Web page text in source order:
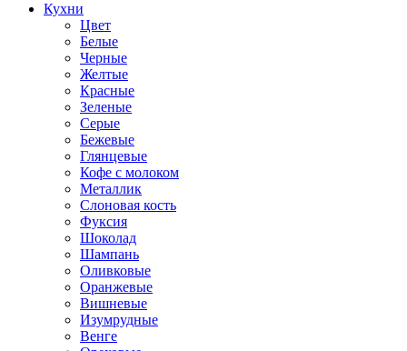
Кухни
Цвет
Белые
Черные
Желтые
Красные
Зеленые
Серые
Бежевые
Глянцевые
Кофе с молоком
Металлик
Слоновая кость
Фуксия
Шоколад
Шампань
Оливковые
Оранжевые
Вишневые
Изумрудные
Венге